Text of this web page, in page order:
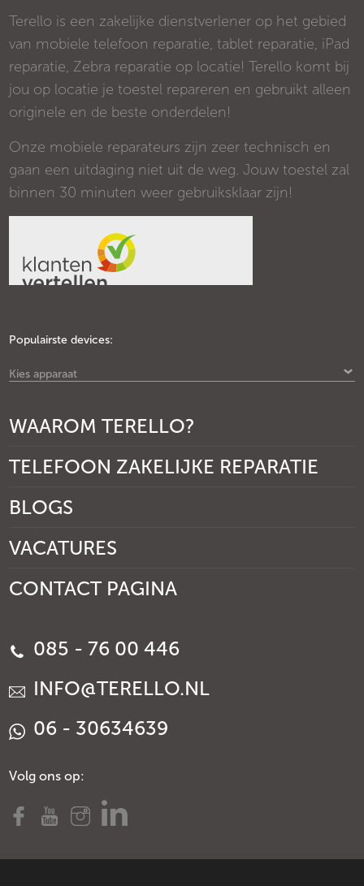
Terello is een zakelijke dienstverlener op het gebied
van mobiele telefoon reparatie, tablet reparatie, iPad
reparatie, Zebra reparatie op locatie! Terello komt bij
jou op locatie je toestel repareren en gebruikt alleen
originele en de beste onderdelen!
Onze mobiele reparateurs zijn zeer technisch en
gaan een uitdaging niet uit de weg. Jouw toestel zal
binnen 30 minuten weer gebruiksklaar zijn!
Populairste devices:
Kies apparaat
WAAROM TERELLO?
TELEFOON ZAKELIJKE REPARATIE
BLOGS
VACATURES
CONTACT PAGINA
085 - 76 00 446
INFO@TERELLO.NL
06 - 30634639
Volg ons op: